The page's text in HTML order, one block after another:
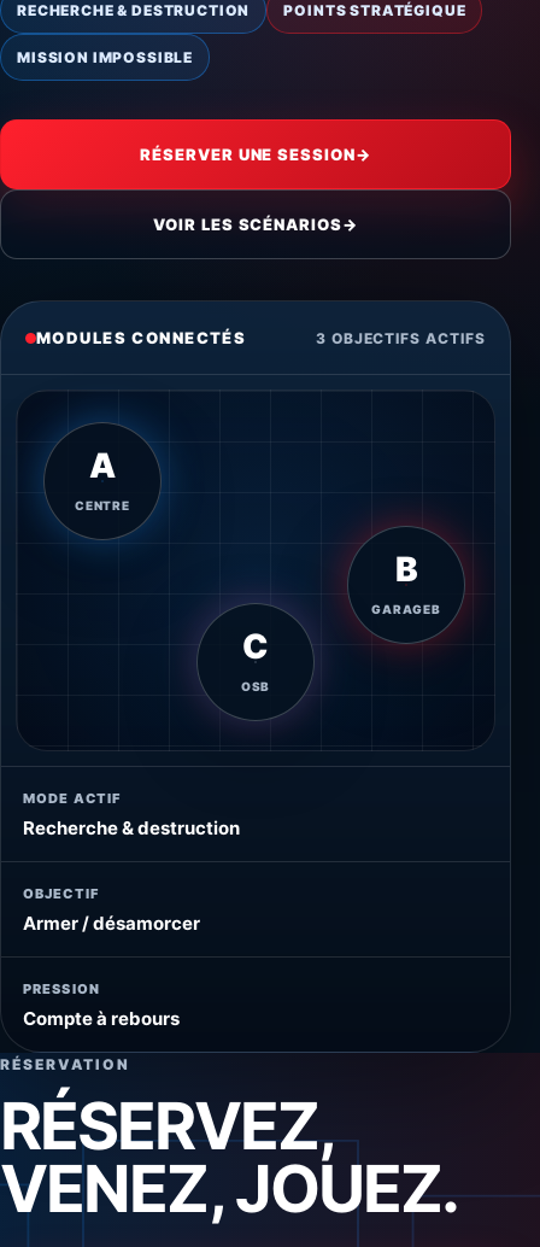
RECHERCHE & DESTRUCTION POINTS STRATÉGIQUE
MISSION IMPOSSIBLE
RÉSERVER UNE SESSION→
VOIR LES SCÉNARIOS→
MODULES CONNECTÉS 3 OBJECTIFS ACTIFS
A
CENTRE
B
GARAGEB
C
OSB
MODE ACTIF
Recherche & destruction
OBJECTIF
Armer / désamorcer
PRESSION
Compte à rebours
RÉSERVATION
RÉSERVEZ,
VENEZ, JOUEZ.